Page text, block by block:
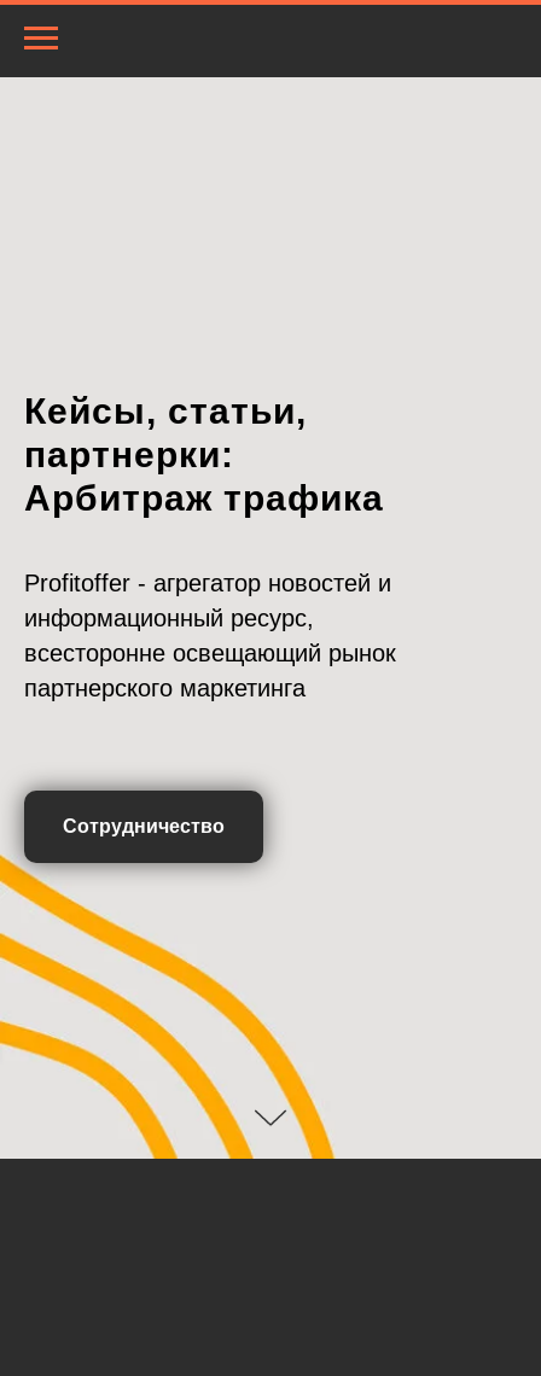
Кейсы, статьи,
партнерки:
Арбитраж трафика
Profitoffer - агрегатор новостей и
информационный ресурс,
всесторонне освещающий рынок
партнерского маркетинга
Сотрудничество